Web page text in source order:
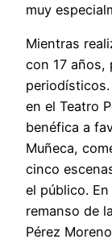
muy
Mientras
con 17 años,
en el Teatro
benéfica a
Muñeca,
cinco
el público.
remanso de
Pérez